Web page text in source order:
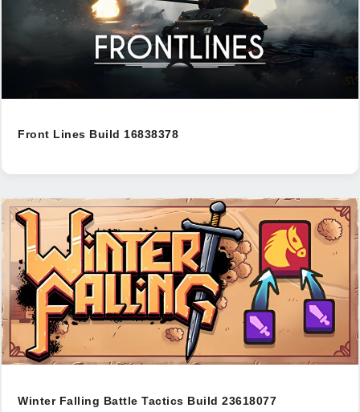
Front Lines Build 16838378
Winter Falling Battle Tactics Build 23618077